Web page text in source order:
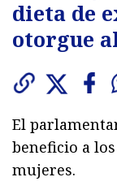
dieta de
otorgue
El
beneficio a
mujeres.